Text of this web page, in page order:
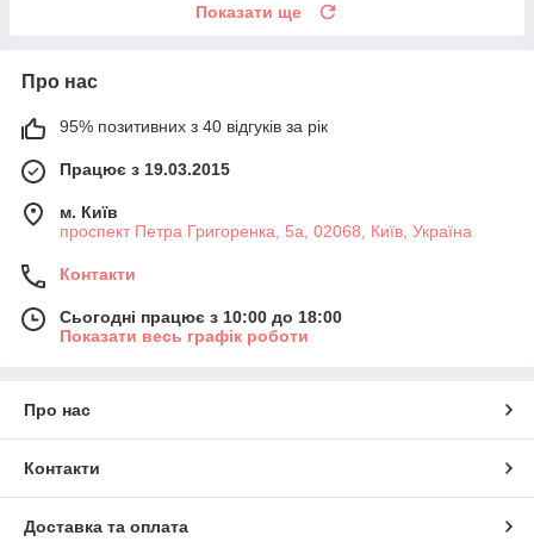
Показати ще
Про нас
95% позитивних з 40 відгуків за рік
Працює з 19.03.2015
м. Київ
проспект Петра Григоренка, 5а, 02068, Київ, Україна
Контакти
Сьогодні працює з 10:00 до 18:00
Показати весь графік роботи
Про нас
Контакти
Доставка та оплата